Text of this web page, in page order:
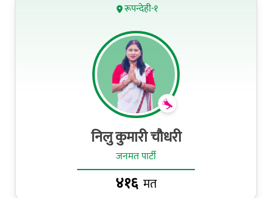
रूपन्देही-१
निलु कुमारी चौधरी
जनमत पार्टी
४१६ मत